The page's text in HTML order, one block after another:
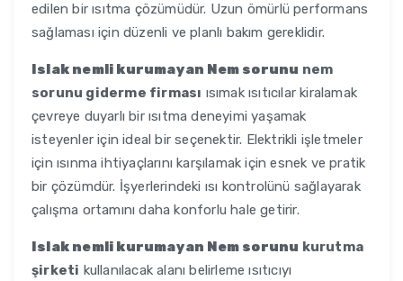
edilen bir ısıtma çözümüdür. Uzun ömürlü performans
sağlaması için düzenli ve planlı bakım gereklidir.
Islak nemli kurumayan Nem sorunu nem
sorunu giderme firması ısımak ısıtıcılar kiralamak
çevreye duyarlı bir ısıtma deneyimi yaşamak
isteyenler için ideal bir seçenektir. Elektrikli işletmeler
için ısınma ihtiyaçlarını karşılamak için esnek ve pratik
bir çözümdür. İşyerlerindeki ısı kontrolünü sağlayarak
çalışma ortamını daha konforlu hale getirir.
Islak nemli kurumayan Nem sorunu kurutma
şirketi kullanılacak alanı belirleme ısıtıcıyı